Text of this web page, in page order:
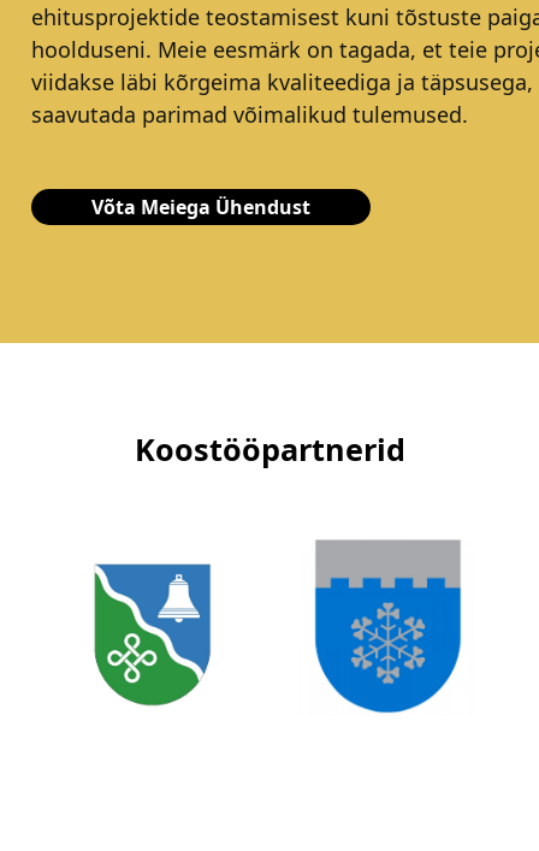
ehitusprojektide teostamisest kuni tõstuste
hoolduseni. Meie eesmärk on tagada, et teie
viidakse läbi kõrgeima kvaliteediga ja täpsusega,
saavutada parimad võimalikud tulemused.
Võta Meiega Ühendust
Koostööpartnerid